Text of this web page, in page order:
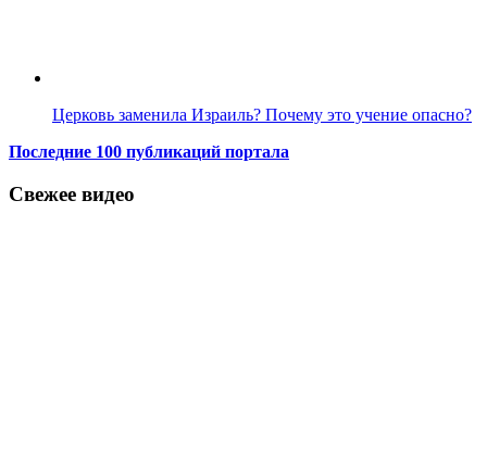
Церковь заменила Израиль? Почему это учение опасно?
Последние 100 публикаций портала
Свежее видео